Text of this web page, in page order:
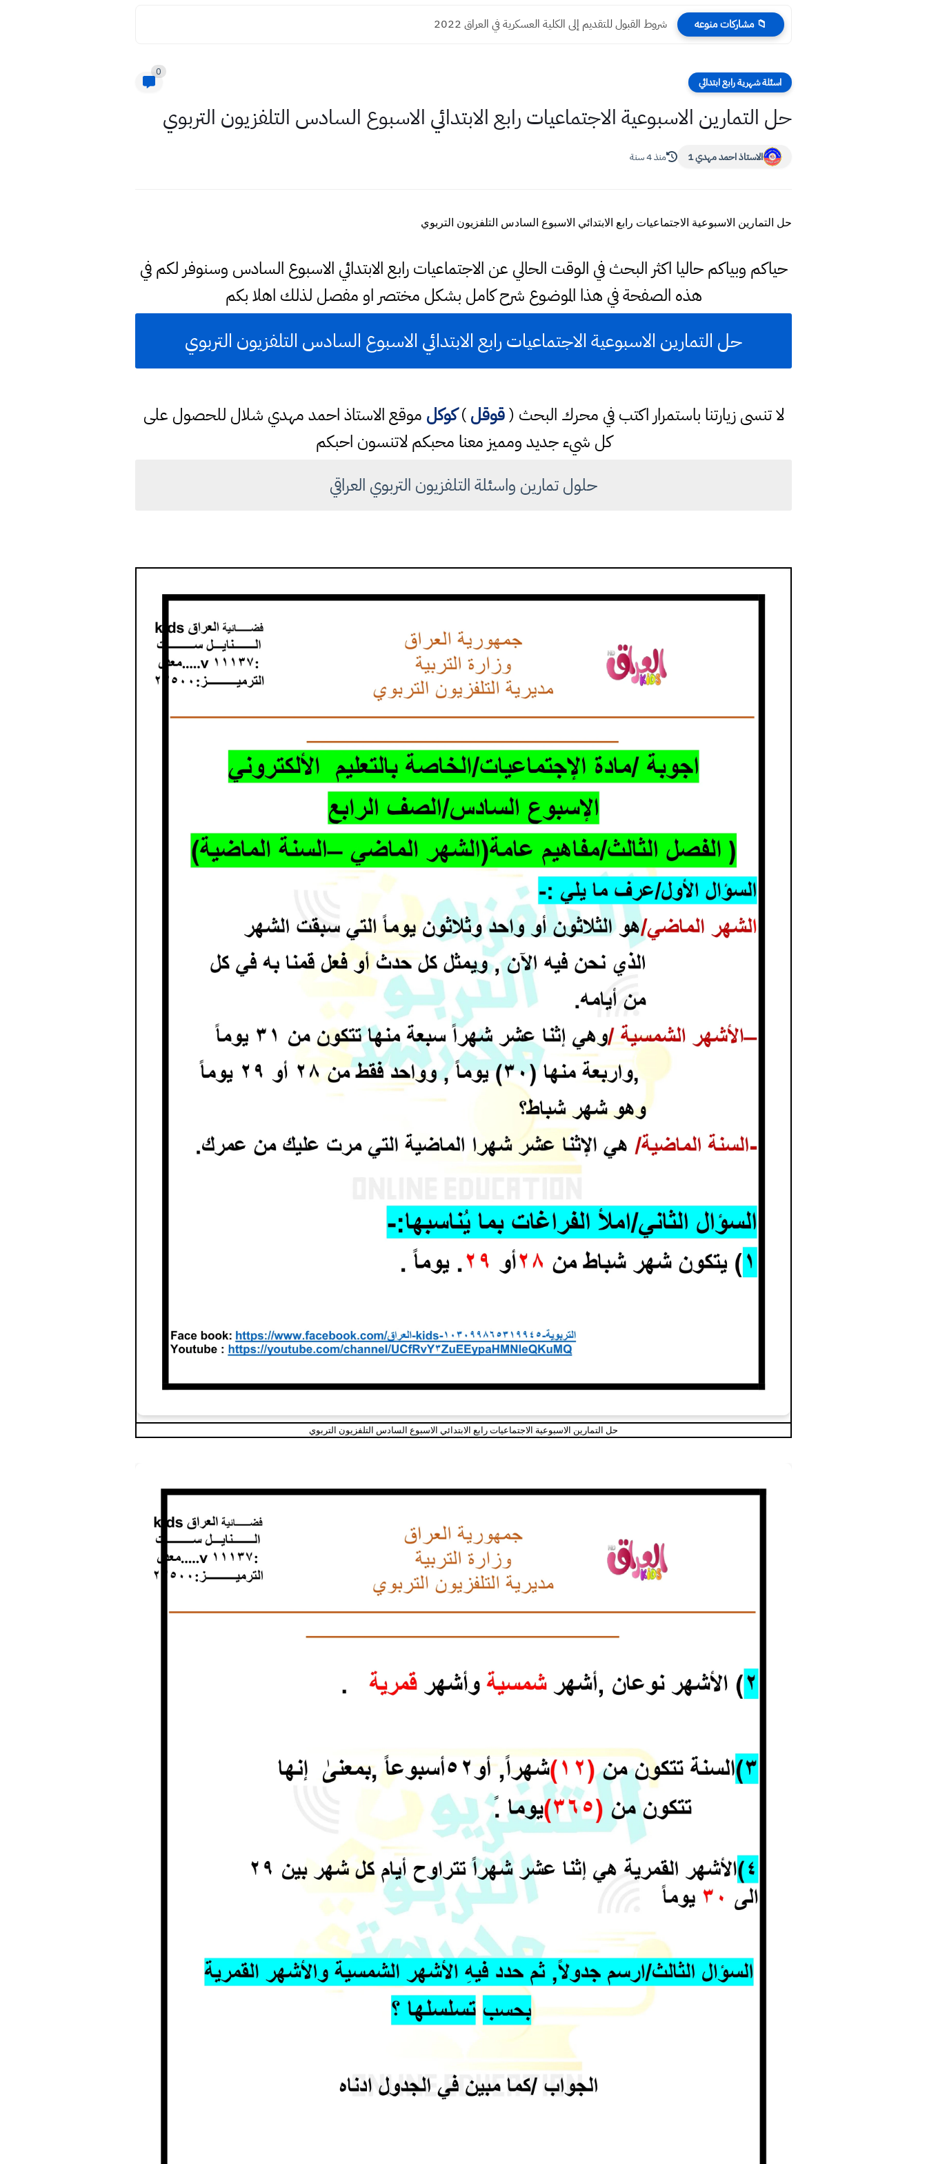
📁 مشاركات منوعه شروط القبول للتقديم إلى الكلية العسكرية في العراق 2022
اسئلة شهرية رابع ابتدائي
0
حل التمارين الاسبوعية الاجتماعيات رابع الابتدائي الاسبوع السادس التلفزيون التربوي
الاستاذ احمد مهدي 1 منذ 4 سنة
حل التمارين الاسبوعية الاجتماعيات رابع الابتدائي الاسبوع السادس التلفزيون التربوي
حياكم وبياكم حاليا اكثر البحث في الوقت الحالي عن الاجتماعيات رابع الابتدائي الاسبوع السادس وسنوفر لكم في
هذه الصفحة في هذا الموضوع شرح كامل بشكل مختصر او مفصل لذلك اهلا بكم
حل التمارين الاسبوعية الاجتماعيات رابع الابتدائي الاسبوع السادس التلفزيون التربوي
لا تنسى زيارتنا باستمرار اكتب في محرك البحث (قوقل)كوكل موقع الاستاذ احمد مهدي شلال للحصول على
كل شيء جديد ومميز معنا محبكم لاتنسون احبكم
حلول تمارين واسئلة التلفزيون التربوي العراقي
حل التمارين الاسبوعية الاجتماعيات رابع الابتدائي الاسبوع السادس التلفزيون التربوي